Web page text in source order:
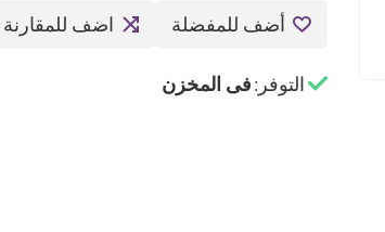
أضف للمفضلة اضف للمقارنة
التوفر:فى المخزن